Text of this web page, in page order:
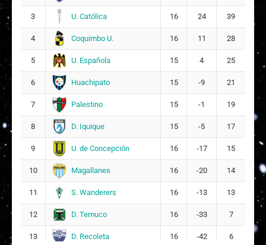
3 U. Católica 16 24 39
4 Coquimbo U. 16 11 28
5 U. Española 15 4 25
6 Huachipato 15 -9 21
7 Palestino 15 -1 19
8 D. Iquique 15 -5 17
9 U. de Concepción 16 -17 15
10 Magallanes 16 -20 14
11 S. Wanderers 16 -13 13
12 D. Temuco 16 -33 7
13 D. Recoleta 16 -42 6